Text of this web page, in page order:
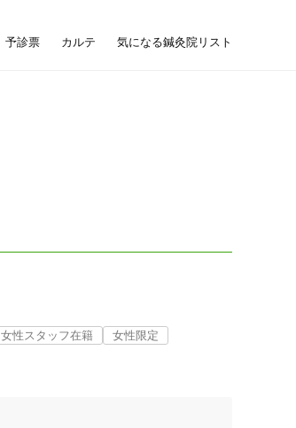
予診票 カルテ 気になる鍼灸院リスト
女性スタッフ在籍
女性限定